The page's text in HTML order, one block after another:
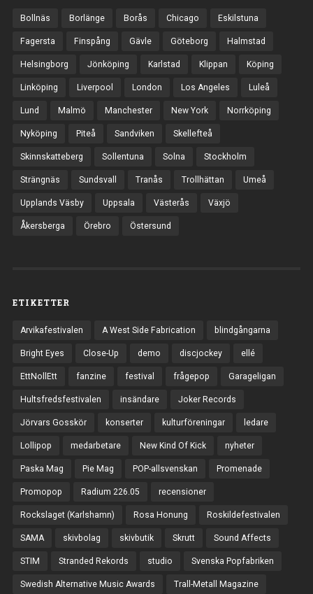
Bollnäs Borlänge Borås Chicago Eskilstuna
Fagersta Finspång Gävle Göteborg Halmstad
Helsingborg Jönköping Karlstad Klippan Köping
Linköping Liverpool London Los Angeles Luleå
Lund Malmö Manchester New York Norrköping
Nyköping Piteå Sandviken Skellefteå
Skinnskatteberg Sollentuna Solna Stockholm
Strängnäs Sundsvall Tranås Trollhättan Umeå
Upplands Väsby Uppsala Västerås Växjö
Åkersberga Örebro Östersund
ETIKETTER
Arvikafestivalen A West Side Fabrication blindgångarna
Bright Eyes Close-Up demo discjockey ellé
EttNollEtt fanzine festival frågepop Garageligan
Hultsfredsfestivalen insändare Joker Records
Jörvars Gosskör konserter kulturföreningar ledare
Lollipop medarbetare New Kind Of Kick nyheter
Paska Mag Pie Mag POP-allsvenskan Promenade
Promopop Radium 226.05 recensioner
Rockslaget (Karlshamn) Rosa Honung Roskildefestivalen
SAMA skivbolag skivbutik Skrutt Sound Affects
STIM Stranded Rekords studio Svenska Popfabriken
Swedish Alternative Music Awards Trall-Metall Magazine